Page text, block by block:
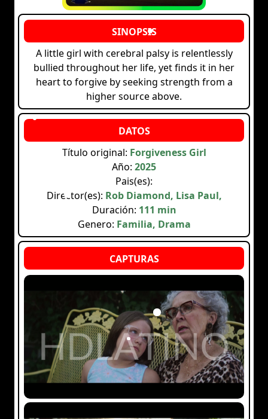
A little girl with cerebral palsy is relentlessly
bullied throughout her life, yet finds it in her
heart to forgive by seeking strength from a
higher source above.
Título original: Forgiveness Girl
Año: 2025
Pais(es):
Director(es): Rob Diamond, Lisa Paul,
Duración: 111 min
Genero: Familia, Drama